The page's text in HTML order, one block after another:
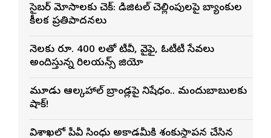
సైబర్ మోసాలకు చెక్: డిజిటల్ చెల్లింపులపై బ్యాంకుల
కీలక ప్రతిపాదనలు
నెలకు రూ. 400 లతో టీవీ, వైఫై, ఓటీటీ సేవలు
అందిస్తున్న రిలయన్స్ జియో
మూడు ఆల్కహాల్ బ్రాండ్లపై నిషేధం.. మందుబాబులకు
షాక్!
విశాఖలో పీవీ సింధు అకాడమీకి శంకుస్థాపన చేసిన